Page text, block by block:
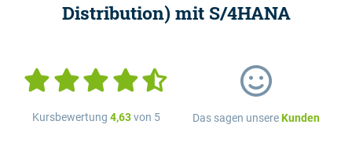
Distribution) mit S/4HANA
Kursbewertung 4,63von 5 Das sagen unsereKunden